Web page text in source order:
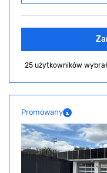
25 użytkowników
Promowany